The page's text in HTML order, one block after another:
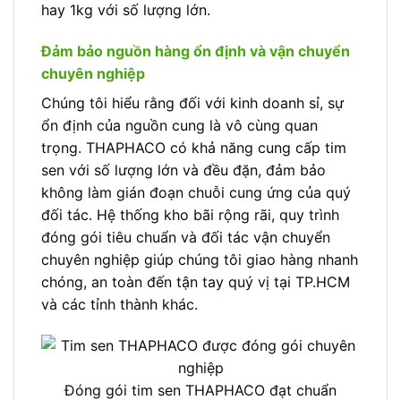
hay 1kg với số lượng lớn.
Đảm bảo nguồn hàng ổn định và vận chuyển
chuyên nghiệp
Chúng tôi hiểu rằng đối với kinh doanh sỉ, sự
ổn định của nguồn cung là vô cùng quan
trọng. THAPHACO có khả năng cung cấp tim
sen với số lượng lớn và đều đặn, đảm bảo
không làm gián đoạn chuỗi cung ứng của quý
đối tác. Hệ thống kho bãi rộng rãi, quy trình
đóng gói tiêu chuẩn và đối tác vận chuyển
chuyên nghiệp giúp chúng tôi giao hàng nhanh
chóng, an toàn đến tận tay quý vị tại TP.HCM
và các tỉnh thành khác.
Đóng gói tim sen THAPHACO đạt chuẩn